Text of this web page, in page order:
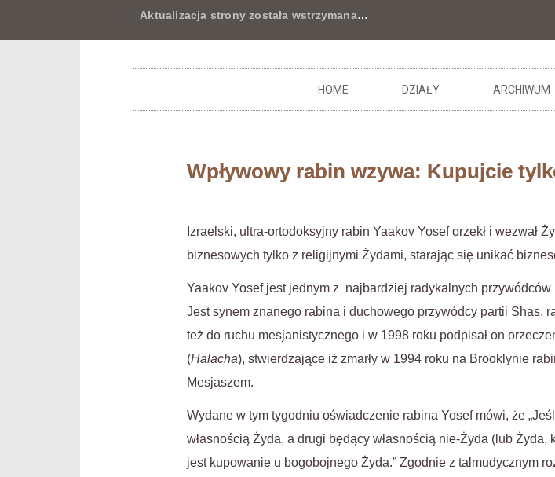
Aktualizacja strony została wstrzymana…
HOME DZIAŁY ARCHIWUM
Wpływowy rabin wzywa: Kupujcie
Izraelski, ultra-ortodoksyjny rabin Yaakov Yosef orzekł i wezwał
biznesowych tylko z religijnymi Żydami, starając się unikać
Yaakov Yosef jest jednym z najbardziej radykalnych
Jest synem znanego rabina i duchowego przywódcy partii Shas,
też do ruchu mesjanistycznego i w 1998 roku podpisał on
(Halacha), stwierdzające iż zmarły w 1994 roku na Brooklynie
Mesjaszem.
Wydane w tym tygodniu oświadczenie rabina Yosef mówi, że
własnością Żyda, a drugi będący własnością nie-Żyda (lub
jest kupowanie u bogobojnego Żyda.” Zgodnie z talmudycznym